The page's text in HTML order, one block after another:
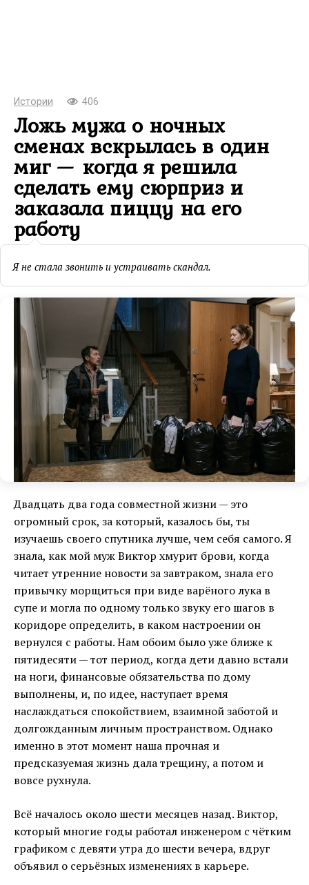
Истории 406
Ложь мужа о ночных
сменах вскрылась в один
миг — когда я решила
сделать ему сюрприз и
заказала пиццу на его
работу
Я не стала звонить и устраивать скандал.
Двадцать два года совместной жизни — это
огромный срок, за который, казалось бы, ты
изучаешь своего спутника лучше, чем себя самого. Я
знала, как мой муж Виктор хмурит брови, когда
читает утренние новости за завтраком, знала его
привычку морщиться при виде варёного лука в
супе и могла по одному только звуку его шагов в
коридоре определить, в каком настроении он
вернулся с работы. Нам обоим было уже ближе к
пятидесяти — тот период, когда дети давно встали
на ноги, финансовые обязательства по дому
выполнены, и, по идее, наступает время
наслаждаться спокойствием, взаимной заботой и
долгожданным личным пространством. Однако
именно в этот момент наша прочная и
предсказуемая жизнь дала трещину, а потом и
вовсе рухнула.
Всё началось около шести месяцев назад. Виктор,
который многие годы работал инженером с чётким
графиком с девяти утра до шести вечера, вдруг
объявил о серьёзных изменениях в карьере.